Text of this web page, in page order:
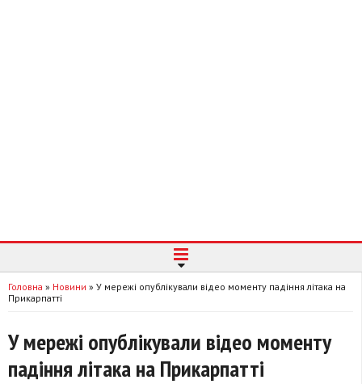
Головна » Новини » У мережі опублікували відео моменту падіння літака на
Прикарпатті
У мережі опублікували відео моменту
падіння літака на Прикарпатті